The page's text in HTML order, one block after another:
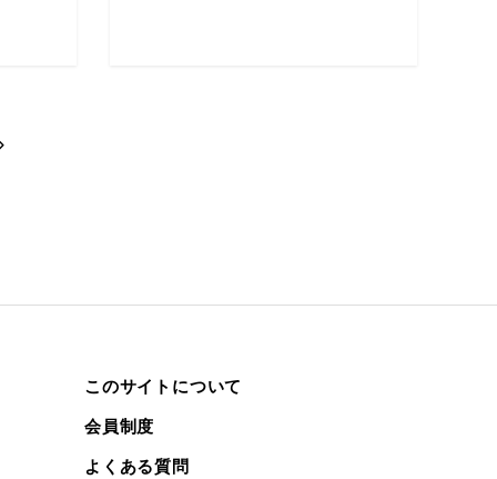
このサイトについて
会員制度
よくある質問